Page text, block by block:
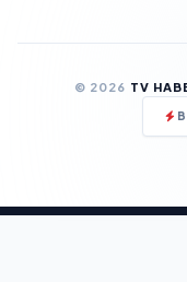
© 2026 TV